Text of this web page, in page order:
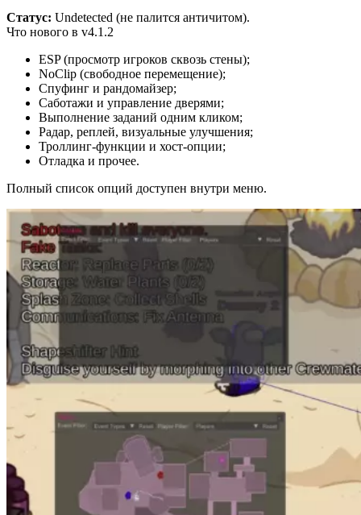
Статус: Undetected (не палится античитом).
Что нового в v4.1.2
ESP (просмотр игроков сквозь стены);
NoClip (свободное перемещение);
Спуфинг и рандомайзер;
Саботажи и управление дверями;
Выполнение заданий одним кликом;
Радар, реплей, визуальные улучшения;
Троллинг-функции и хост-опции;
Отладка и прочее.
Полный список опций доступен внутри меню.